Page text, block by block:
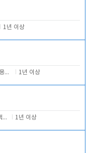
1년 이상
호텔객실 및 공용시설 청소 관리 1년 이상
카운터 업무 및 객실관리(청소상태 확인, 객실판매) 1년 이상